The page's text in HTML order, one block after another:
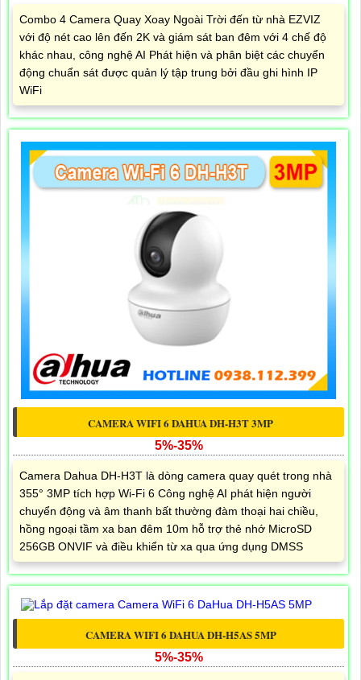
Combo 4 Camera Quay Xoay Ngoài Trời đến từ nhà EZVIZ
với độ nét cao lên đến 2K và giám sát ban đêm với 4 chế độ
khác nhau, công nghệ AI Phát hiện và phân biệt các chuyển
động chuẩn sát được quản lý tập trung bởi đầu ghi hình IP
WiFi
CAMERA WIFI 6 DAHUA DH-H3T 3MP
5%-35%
Camera Dahua DH-H3T là dòng camera quay quét trong nhà
355° 3MP tích hợp Wi-Fi 6 Công nghệ AI phát hiện người
chuyển động và âm thanh bất thường đàm thoại hai chiều,
hồng ngoại tầm xa ban đêm 10m hỗ trợ thẻ nhớ MicroSD
256GB ONVIF và điều khiển từ xa qua ứng dụng DMSS
CAMERA WIFI 6 DAHUA DH-H5AS 5MP
5%-35%